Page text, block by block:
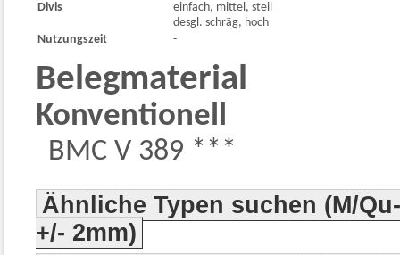
Divis
einfach, mittel, steil
desgl. schräg, hoch
Nutzungszeit
-
Belegmaterial
Konventionell
BMC V 389 ***
Ähnliche Typen suchen (M/
+/- 2mm)